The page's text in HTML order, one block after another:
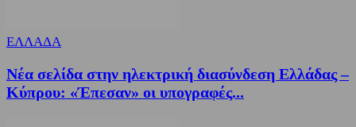
ΕΛΛΑΔΑ
Νέα σελίδα στην ηλεκτρική διασύνδεση Ελλάδας –
Κύπρου: «Έπεσαν» οι υπογραφές...